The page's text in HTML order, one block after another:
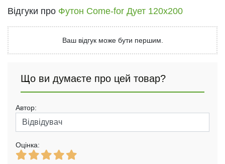
Відгуки про Футон Come-for Дует 120x200
Ваш відгук може бути першим.
Що ви думаєте про цей товар?
Автор:
Оцінка: